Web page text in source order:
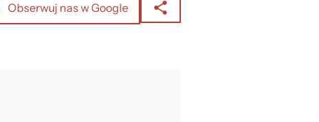
Obserwuj nas w Google